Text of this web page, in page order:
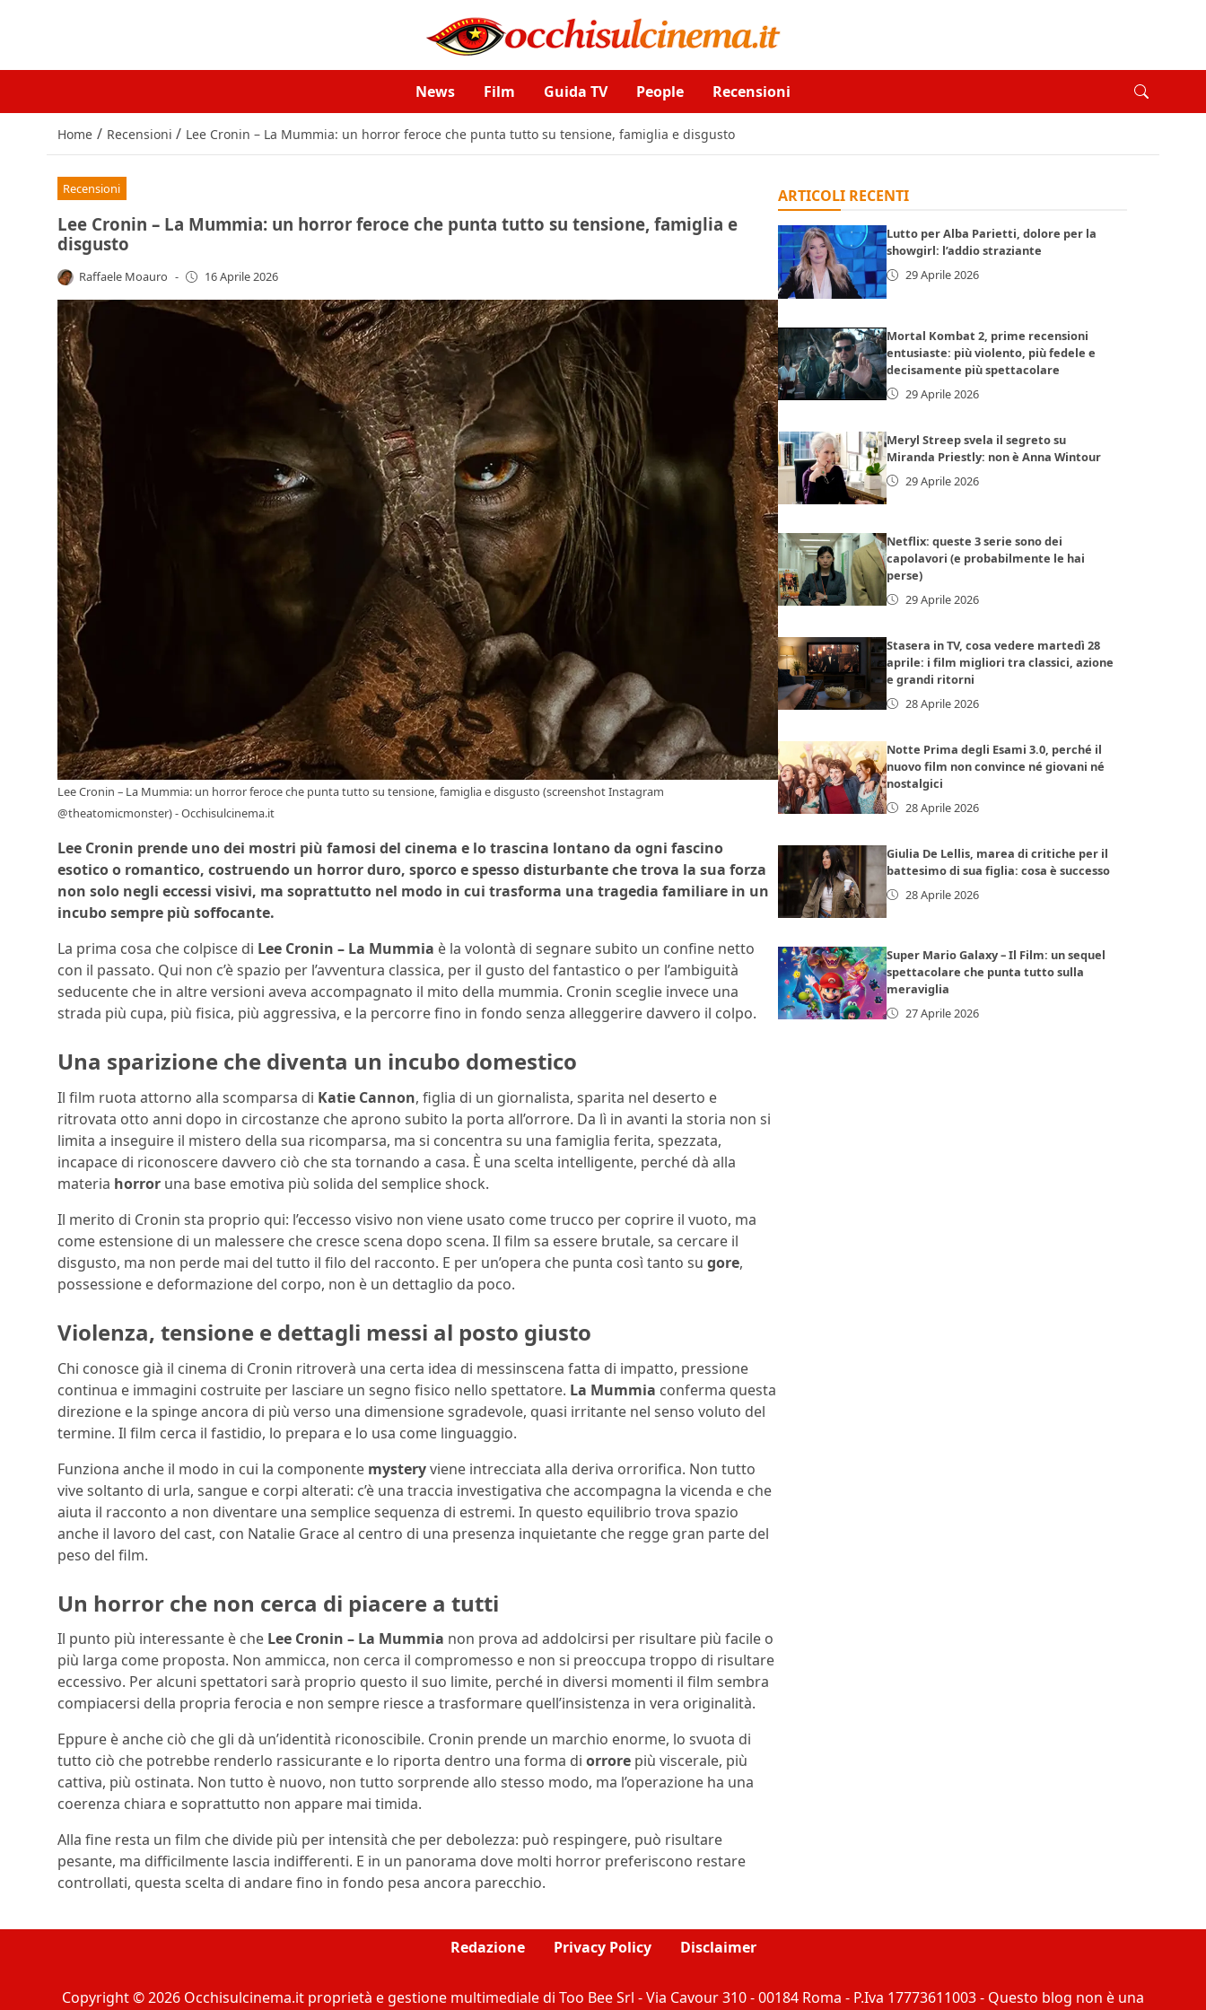
News Film Guida TV People Recensioni
Home / Recensioni / Lee Cronin – La Mummia: un horror feroce che punta tutto su tensione, famiglia e disgusto
Recensioni
Lee Cronin – La Mummia: un horror feroce che punta tutto su tensione, famiglia e
disgusto
Raffaele Moauro - 16 Aprile 2026
Lee Cronin – La Mummia: un horror feroce che punta tutto su tensione, famiglia e disgusto (screenshot Instagram
@theatomicmonster) - Occhisulcinema.it
Lee Cronin prende uno dei mostri più famosi del cinema e lo trascina lontano da ogni fascino
esotico o romantico, costruendo un horror duro, sporco e spesso disturbante che trova la sua forza
non solo negli eccessi visivi, ma soprattutto nel modo in cui trasforma una tragedia familiare in un
incubo sempre più soffocante.
La prima cosa che colpisce di Lee Cronin – La Mummia è la volontà di segnare subito un confine netto
con il passato. Qui non c’è spazio per l’avventura classica, per il gusto del fantastico o per l’ambiguità
seducente che in altre versioni aveva accompagnato il mito della mummia. Cronin sceglie invece una
strada più cupa, più fisica, più aggressiva, e la percorre fino in fondo senza alleggerire davvero il colpo.
Una sparizione che diventa un incubo domestico
Il film ruota attorno alla scomparsa di Katie Cannon, figlia di un giornalista, sparita nel deserto e
ritrovata otto anni dopo in circostanze che aprono subito la porta all’orrore. Da lì in avanti la storia non si
limita a inseguire il mistero della sua ricomparsa, ma si concentra su una famiglia ferita, spezzata,
incapace di riconoscere davvero ciò che sta tornando a casa. È una scelta intelligente, perché dà alla
materia horror una base emotiva più solida del semplice shock.
Il merito di Cronin sta proprio qui: l’eccesso visivo non viene usato come trucco per coprire il vuoto, ma
come estensione di un malessere che cresce scena dopo scena. Il film sa essere brutale, sa cercare il
disgusto, ma non perde mai del tutto il filo del racconto. E per un’opera che punta così tanto su gore,
possessione e deformazione del corpo, non è un dettaglio da poco.
Violenza, tensione e dettagli messi al posto giusto
Chi conosce già il cinema di Cronin ritroverà una certa idea di messinscena fatta di impatto, pressione
continua e immagini costruite per lasciare un segno fisico nello spettatore. La Mummia conferma questa
direzione e la spinge ancora di più verso una dimensione sgradevole, quasi irritante nel senso voluto del
termine. Il film cerca il fastidio, lo prepara e lo usa come linguaggio.
Funziona anche il modo in cui la componente mysteryviene intrecciata alla deriva orrorifica. Non tutto
vive soltanto di urla, sangue e corpi alterati: c’è una traccia investigativa che accompagna la vicenda e che
aiuta il racconto a non diventare una semplice sequenza di estremi. In questo equilibrio trova spazio
anche il lavoro del cast, con Natalie Grace al centro di una presenza inquietante che regge gran parte del
peso del film.
Un horror che non cerca di piacere a tutti
Il punto più interessante è che Lee Cronin – La Mummia non prova ad addolcirsi per risultare più facile o
più larga come proposta. Non ammicca, non cerca il compromesso e non si preoccupa troppo di risultare
eccessivo. Per alcuni spettatori sarà proprio questo il suo limite, perché in diversi momenti il film sembra
compiacersi della propria ferocia e non sempre riesce a trasformare quell’insistenza in vera originalità.
Eppure è anche ciò che gli dà un’identità riconoscibile. Cronin prende un marchio enorme, lo svuota di
tutto ciò che potrebbe renderlo rassicurante e lo riporta dentro una forma di orrore più viscerale, più
cattiva, più ostinata. Non tutto è nuovo, non tutto sorprende allo stesso modo, ma l’operazione ha una
coerenza chiara e soprattutto non appare mai timida.
Alla fine resta un film che divide più per intensità che per debolezza: può respingere, può risultare
pesante, ma difficilmente lascia indifferenti. E in un panorama dove molti horror preferiscono restare
controllati, questa scelta di andare fino in fondo pesa ancora parecchio.
ARTICOLI RECENTI
Lutto per Alba Parietti, dolore per la
showgirl: l’addio straziante
29 Aprile 2026
Mortal Kombat 2, prime recensioni
entusiaste: più violento, più fedele e
decisamente più spettacolare
29 Aprile 2026
Meryl Streep svela il segreto su
Miranda Priestly: non è Anna Wintour
29 Aprile 2026
Netflix: queste 3 serie sono dei
capolavori (e probabilmente le hai
perse)
29 Aprile 2026
Stasera in TV, cosa vedere martedì 28
aprile: i film migliori tra classici, azione
e grandi ritorni
28 Aprile 2026
Notte Prima degli Esami 3.0, perché il
nuovo film non convince né giovani né
nostalgici
28 Aprile 2026
Giulia De Lellis, marea di critiche per il
battesimo di sua figlia: cosa è successo
28 Aprile 2026
Super Mario Galaxy – Il Film: un sequel
spettacolare che punta tutto sulla
meraviglia
27 Aprile 2026
Redazione Privacy Policy Disclaimer
Copyright © 2026 Occhisulcinema.it proprietà e gestione multimediale di Too Bee Srl - Via Cavour 310 - 00184 Roma - P.Iva 17773611003 - Questo blog non è una